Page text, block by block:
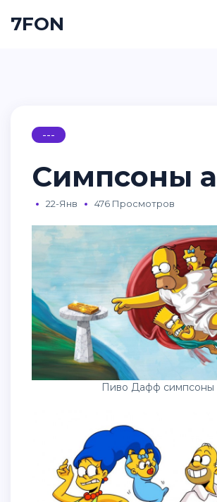
7FON
---
Симпсоны
22-Янв 476 Просмотров
Пиво Дафф симпсоны